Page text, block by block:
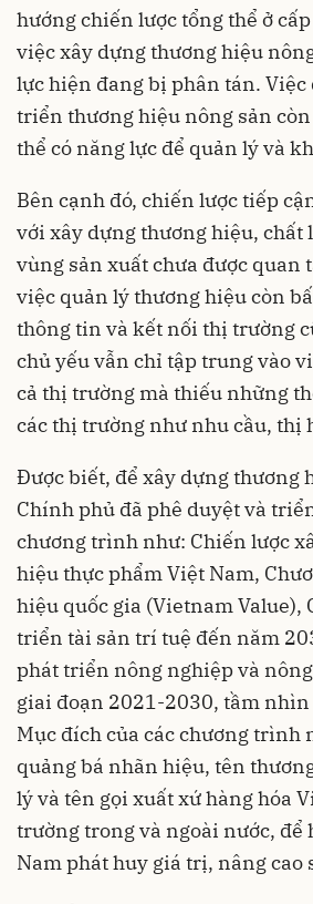
hướng chiến lược tổng thể ở
việc xây dựng thương hiệu
lực hiện đang bị phân tán.
triển thương hiệu nông sản
thể có năng lực để quản lý và
Bên cạnh đó, chiến lược tiếp
với xây dựng thương hiệu, chất
vùng sản xuất chưa được quan
việc quản lý thương hiệu còn
thông tin và kết nối thị trường
chủ yếu vẫn chỉ tập trung vào
cả thị trường mà thiếu những
các thị trường như nhu cầu, thị
Được biết, để xây dựng thương
Chính phủ đã phê duyệt và
chương trình như: Chiến lược
hiệu thực phẩm Việt Nam,
hiệu quốc gia (Vietnam Value),
triển tài sản trí tuệ đến năm
phát triển nông nghiệp và
giai đoạn 2021-2030, tầm
Mục đích của các chương trình
quảng bá nhãn hiệu, tên
lý và tên gọi xuất xứ hàng hóa
trường trong và ngoài nước, để
Nam phát huy giá trị, nâng cao